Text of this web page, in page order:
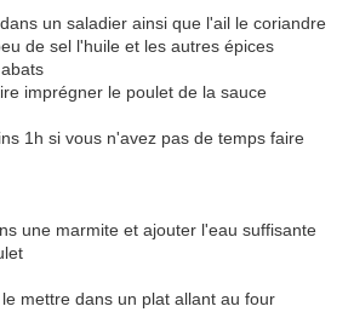
un saladier ainsi que l'ail le coriandre
de sel l'huile et les autres épices
imprégner le poulet de la sauce
1h si vous n'avez pas de temps faire
une marmite et ajouter l'eau suffisante
mettre dans un plat allant au four